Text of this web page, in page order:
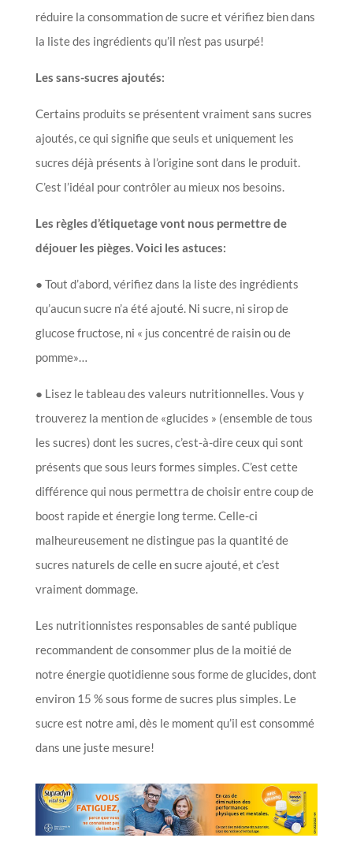
réduire la consommation de sucre et vérifiez bien dans
la liste des ingrédients qu’il n’est pas usurpé!
Les sans-sucres ajoutés:
Certains produits se présentent vraiment sans sucres
ajoutés, ce qui signifie que seuls et uniquement les
sucres déjà présents à l’origine sont dans le produit.
C’est l’idéal pour contrôler au mieux nos besoins.
Les règles d’étiquetage vont nous permettre de
déjouer les pièges. Voici les astuces:
● Tout d’abord, vérifiez dans la liste des ingrédients
qu’aucun sucre n’a été ajouté. Ni sucre, ni sirop de
glucose fructose, ni « jus concentré de raisin ou de
pomme»…
● Lisez le tableau des valeurs nutritionnelles. Vous y
trouverez la mention de «glucides » (ensemble de tous
les sucres) dont les sucres, c’est-à-dire ceux qui sont
présents que sous leurs formes simples. C’est cette
différence qui nous permettra de choisir entre coup de
boost rapide et énergie long terme. Celle-ci
malheureusement ne distingue pas la quantité de
sucres naturels de celle en sucre ajouté, et c’est
vraiment dommage.
Les nutritionnistes responsables de santé publique
recommandent de consommer plus de la moitié de
notre énergie quotidienne sous forme de glucides, dont
environ 15 % sous forme de sucres plus simples. Le
sucre est notre ami, dès le moment qu’il est consommé
dans une juste mesure!